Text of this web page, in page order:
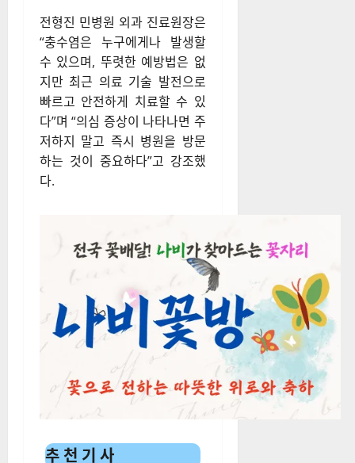
식이섬유 섭취가 도움이 될 수
있다는 이론적인 주장이 있지
만, 아직 과학적 근거는 부족하
다. 다만 충수염이 발생했을 때
지체 없이 수술하는 것이 합병
증을 예방하는 최선의 방법이
다.
전형진 민병원 외과 진료원장은
수 있으며, 뚜렷한 예방법은 없
지만 최근 의료 기술 발전으로
빠르고 안전하게 치료할 수 있
다”며 “의심 증상이 나타나면 주
저하지 말고 즉시 병원을 방문
하는 것이 중요하다”고 강조했
다.